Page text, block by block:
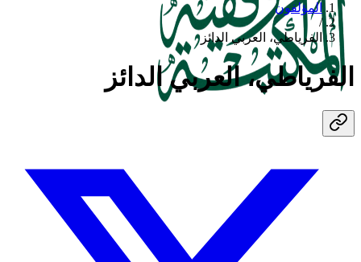
المؤلفون
/
الفرياطي، العربي الدائز
الفرياطي، العربي الدائز